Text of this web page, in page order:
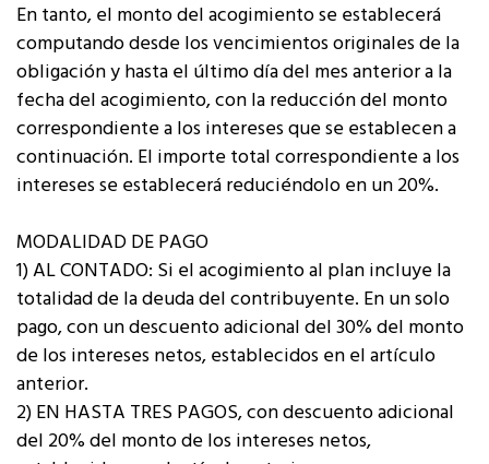
En tanto, el monto del acogimiento se establecerá
computando desde los vencimientos originales de la
obligación y hasta el último día del mes anterior a la
fecha del acogimiento, con la reducción del monto
correspondiente a los intereses que se establecen a
continuación. El importe total correspondiente a los
intereses se establecerá reduciéndolo en un 20%.
MODALIDAD DE PAGO
1) AL CONTADO: Si el acogimiento al plan incluye la
totalidad de la deuda del contribuyente. En un solo
pago, con un descuento adicional del 30% del monto
de los intereses netos, establecidos en el artículo
anterior.
2) EN HASTA TRES PAGOS, con descuento adicional
del 20% del monto de los intereses netos,